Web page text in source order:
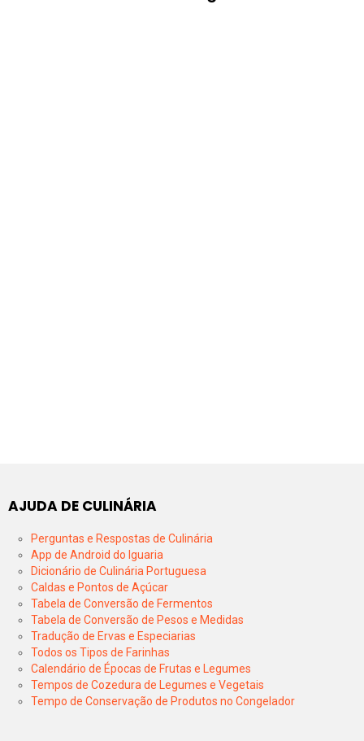
AJUDA DE CULINÁRIA
Perguntas e Respostas de Culinária
App de Android do Iguaria
Dicionário de Culinária Portuguesa
Caldas e Pontos de Açúcar
Tabela de Conversão de Fermentos
Tabela de Conversão de Pesos e Medidas
Tradução de Ervas e Especiarias
Todos os Tipos de Farinhas
Calendário de Épocas de Frutas e Legumes
Tempos de Cozedura de Legumes e Vegetais
Tempo de Conservação de Produtos no Congelador